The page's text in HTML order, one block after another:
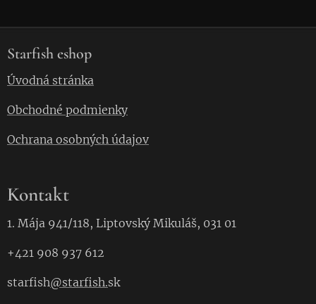
Starfish eshop
Úvodná stránka
Obchodné podmienky
Ochrana osobných údajov
Kontakt
1. Mája 941/118, Liptovský Mikuláš, 031 01
+421 908 937 612
starfish@starfish.sk